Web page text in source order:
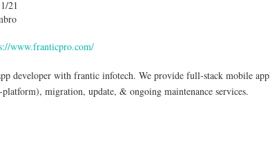
21
www.franticpro.com/
developer with frantic infotech. We provide full-stack mobile
migration, update, & ongoing maintenance services.